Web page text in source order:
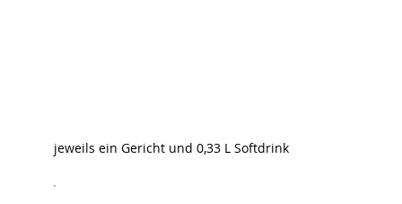
jeweils ein Gericht und 0,33 L Softdrink